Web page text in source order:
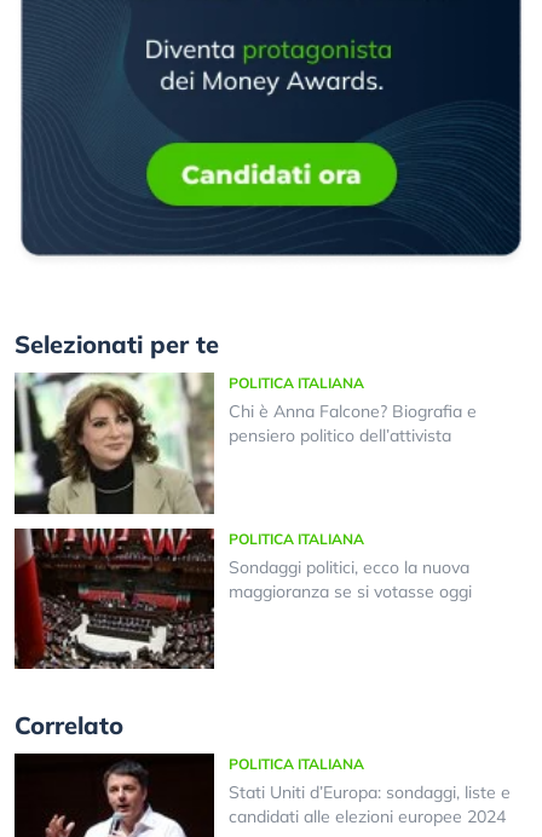
Selezionati per te
POLITICA ITALIANA
Chi è Anna Falcone? Biografia e
pensiero politico dell’attivista
POLITICA ITALIANA
Sondaggi politici, ecco la nuova
maggioranza se si votasse oggi
Correlato
POLITICA ITALIANA
Stati Uniti d’Europa: sondaggi, liste e
candidati alle elezioni europee 2024